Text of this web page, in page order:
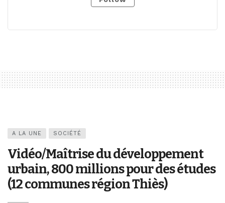
A LA UNE SOCIÉTÉ
Vidéo/Maîtrise du développement
urbain, 800 millions pour des études
(12 communes région Thiès)